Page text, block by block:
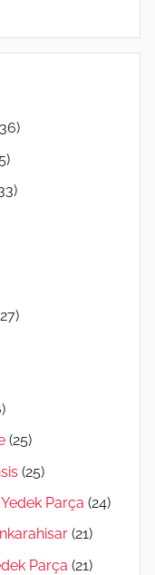
(25)
(25)
Parça (24)
(21)
Parça (21)